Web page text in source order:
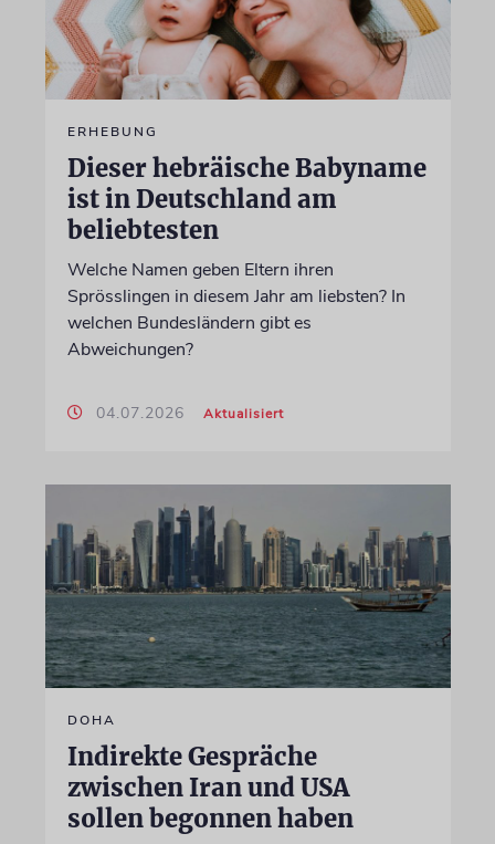
ERHEBUNG
Dieser hebräische Babyname
ist in Deutschland am
beliebtesten
Welche Namen geben Eltern ihren
Sprösslingen in diesem Jahr am liebsten? In
welchen Bundesländern gibt es
Abweichungen?
04.07.2026 Aktualisiert
DOHA
Indirekte Gespräche
zwischen Iran und USA
sollen begonnen haben